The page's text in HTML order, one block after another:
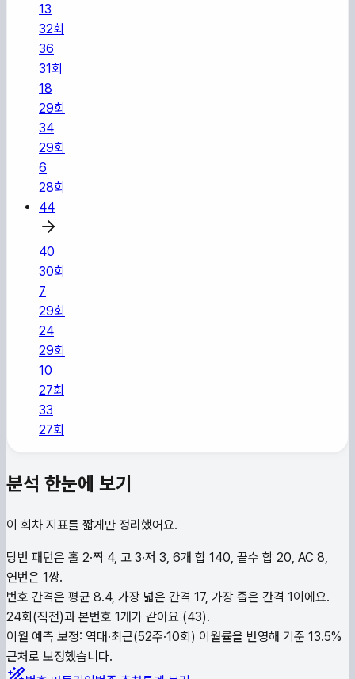
13
32회
36
31회
18
29회
34
29회
6
28회
44
40
30회
7
29회
24
29회
10
27회
33
27회
분석 한눈에 보기
이 회차 지표를 짧게만 정리했어요.
당번 패턴은 홀 2·짝 4, 고 3·저 3, 6개 합 140, 끝수 합 20, AC 8,
연번은 1쌍.
번호 간격은 평균 8.4, 가장 넓은 간격 17, 가장 좁은 간격 1이에요.
24회(직전)과 본번호 1개가 같아요 (43).
이월 예측 보정: 역대·최근(52주·10회) 이월률을 반영해 기준 13.5%
근처로 보정했습니다.